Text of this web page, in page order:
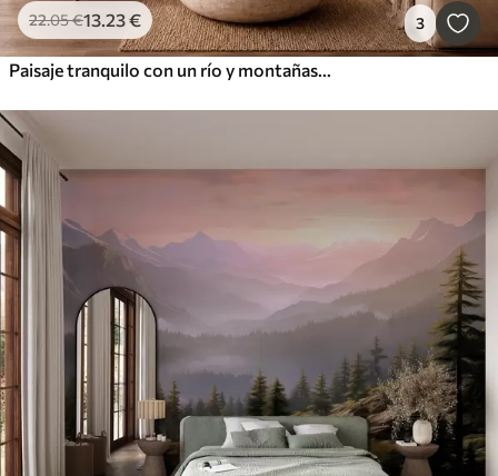
22.05€13.23€ 3
Paisaje tranquilo con un río y montañas en la lejanía